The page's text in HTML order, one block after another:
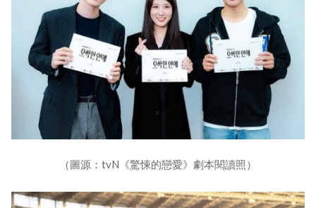
（圖源：tvN《驚悚的戀愛》劇本閱讀照）